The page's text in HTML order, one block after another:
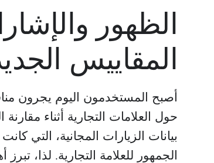
الظهور
المقاييس
أصبح المستخدمون اليوم يجرون
حول العلامات التجارية أثناء
بيانات الزيارات المجانية، التي
الجمهور للعلامة التجارية. لذا،